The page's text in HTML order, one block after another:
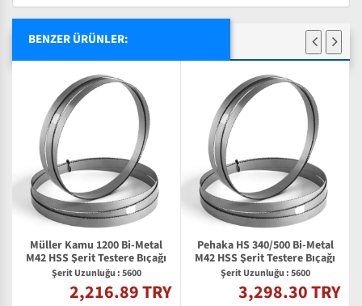
BENZER ÜRÜNLER:
Müller Kamu 1200 Bi-Metal
M42 HSS Şerit Testere Bıçağı
Şerit Uzunluğu : 5600
2,216.89 TRY
Pehaka HS 340/500 Bi-Metal
M42 HSS Şerit Testere Bıçağı
Şerit Uzunluğu : 5600
3,298.30 TRY